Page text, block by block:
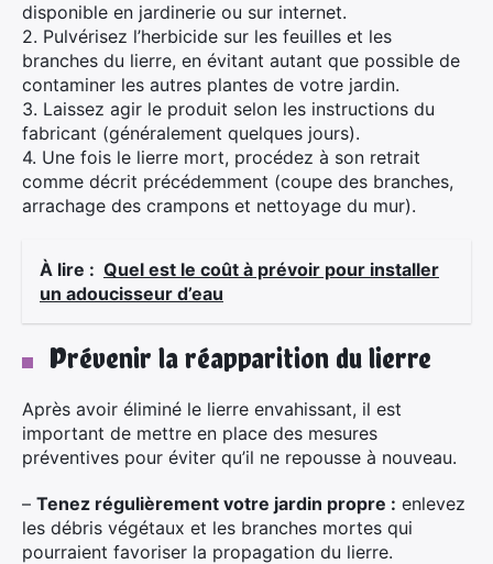
disponible en jardinerie ou sur internet.
2. Pulvérisez l’herbicide sur les feuilles et les
branches du lierre, en évitant autant que possible de
contaminer les autres plantes de votre jardin.
3. Laissez agir le produit selon les instructions du
fabricant (généralement quelques jours).
4. Une fois le lierre mort, procédez à son retrait
comme décrit précédemment (coupe des branches,
arrachage des crampons et nettoyage du mur).
À lire : Quel est le coût à prévoir pour installer
un adoucisseur d’eau
Prévenir la réapparition du lierre
Après avoir éliminé le lierre envahissant, il est
important de mettre en place des mesures
préventives pour éviter qu’il ne repousse à nouveau.
– Tenez régulièrement votre jardin propre : enlevez
les débris végétaux et les branches mortes qui
pourraient favoriser la propagation du lierre.